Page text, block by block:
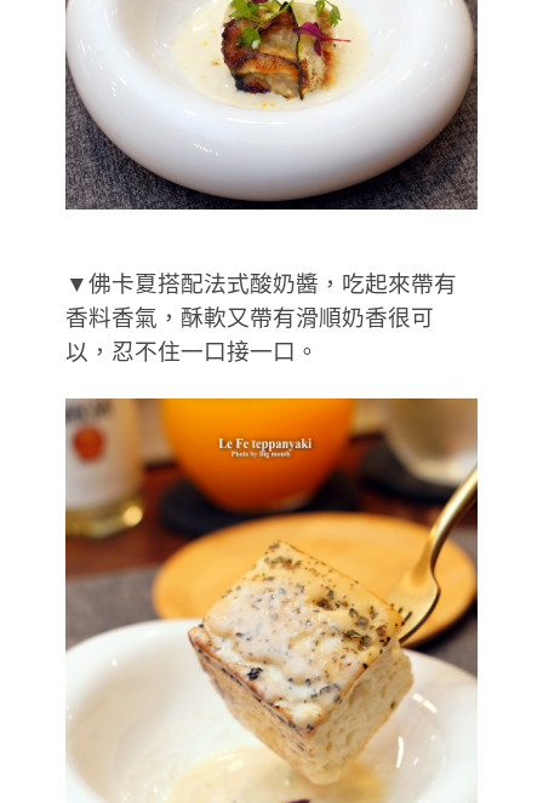
▼佛卡夏搭配法式酸奶醬，吃起來帶有
香料香氣，酥軟又帶有滑順奶香很可
以，忍不住一口接一口。